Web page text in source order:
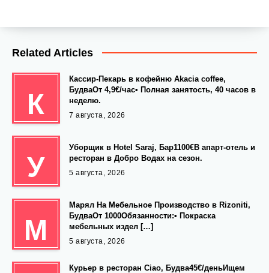
Related Articles
К
Кассир-Пекарь в кофейню Akacia coffee,
БудваОт 4,9€/час• Полная занятость, 40 часов в
неделю.
7 августа, 2026
У
Уборщик в Hotel Saraj, Бар1100€В апарт-отель и
ресторан в Добро Водах на сезон.
5 августа, 2026
М
Марял На Мебельное Производство в Rizoniti,
БудваОт 1000Обязанности:• Покраска
мебельных издел […]
5 августа, 2026
Курьер в ресторан Ciao, Будва45€/деньИщем